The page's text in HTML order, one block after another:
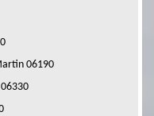
06190